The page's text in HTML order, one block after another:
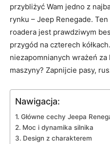
przybliżyć Wam jedno z
rynku –⁤ Jeep Renegade.
roadera jest prawdziwym⁢
przygód⁤ na czterech
niezapomnianych wrażeń
maszyny? Zapnijcie pasy,
Nawigacja:
Główne⁣ cechy Jeepa
Moc i dynamika‌ silnika
Design z charakterem